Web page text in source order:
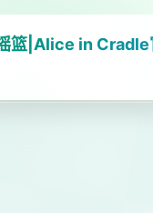
篮|Alice in Cradle